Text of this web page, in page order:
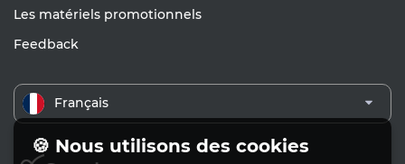
Les matériels promotionnels
Feedback
Français
🍪 Nous utilisons des cookies